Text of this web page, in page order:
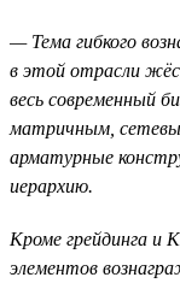
— Тема гибкого
в этой отрасли
весь современный
матричным,
арматурные
иерархию.
Кроме грейдинга и
элементов